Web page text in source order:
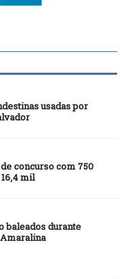
usadas por
concurso com 750
mil
baleados durante